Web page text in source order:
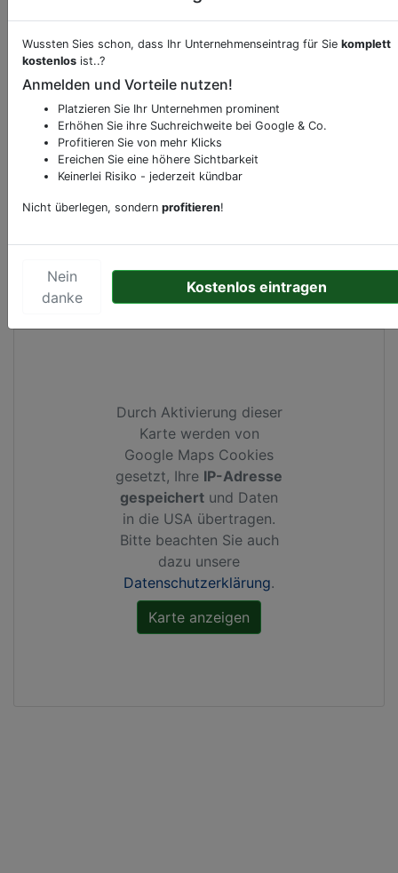
Beschreibung & Services von Supermarkt
Sie möchten eine Beschreibung, Dienstleistung
oder andere relevante Informationen hinzufügen?
Klicken Sie bittehierum uns zu kontaktieren.
Gerne erweitern wir Ihren Firmeneintrag um
Sonderangebote odere besondere Services, die
Ihr Unternehmen anbietet und womit Sie sich von
KartenansichtSpoorwegstraat 1-3inHaarlem
Durch Aktivierung dieser
Karte werden von
Google Maps Cookies
gesetzt, Ihre IP-Adresse
gespeichert und Daten
in die USA übertragen.
Bitte beachten Sie auch
dazu unsere
Datenschutzerklärung.
Wussten Sies schon, dass Ihr Unternehmenseintrag für Sie komplett
kostenlos ist..?
Anmelden und Vorteile nutzen!
Platzieren Sie Ihr Unternehmen prominent
Erhöhen Sie ihre Suchreichweite bei Google & Co.
Profitieren Sie von mehr Klicks
Ereichen Sie eine höhere Sichtbarkeit
Keinerlei Risiko - jederzeit kündbar
Nicht überlegen, sondern profitieren!
Nein
danke
Kostenlos eintragen